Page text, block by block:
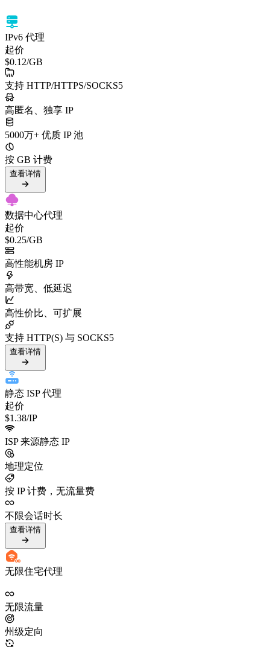
IPv6 代理
起价
$0.12/GB
支持 HTTP/HTTPS/SOCKS5
高匿名、独享 IP
5000万+ 优质 IP 池
按 GB 计费
查看详情
数据中心代理
起价
$0.25/GB
高性能机房 IP
高带宽、低延迟
高性价比、可扩展
支持 HTTP(S) 与 SOCKS5
查看详情
静态 ISP 代理
起价
$1.38/IP
ISP 来源静态 IP
地理定位
按 IP 计费，无流量费
不限会话时长
查看详情
无限住宅代理
无限流量
州级定向